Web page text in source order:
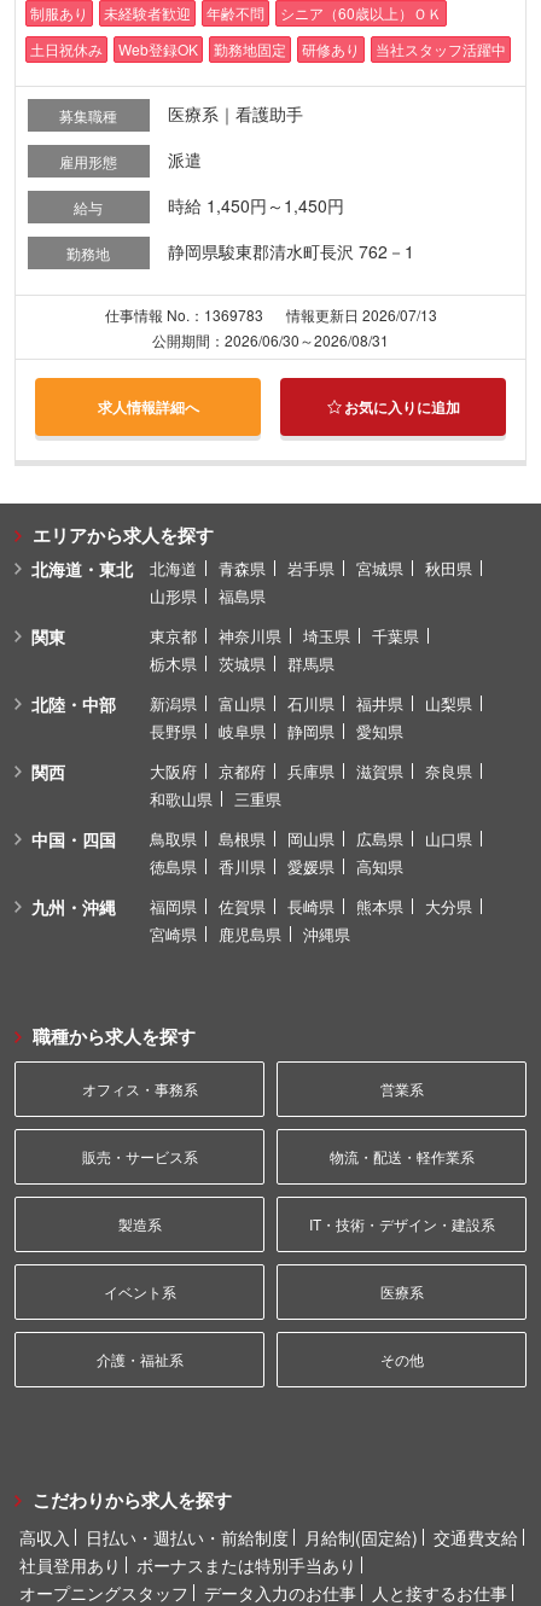
制服あり
未経験者歓迎 年齢不問
シニア（60歳以上）ＯＫ
土日祝休み
Web登録OK 勤務地固定 研修あり 当社スタッフ活躍中
募集職種 医療系｜看護助手
雇用形態 派遣
給与 時給 1,450円～1,450円
勤務地 静岡県駿東郡清水町長沢 762－1
仕事情報 No.：1369783
情報更新日 2026/07/13
公開期間：2026/06/30～2026/08/31
求人情報詳細へ お気に入りに追加
エリアから求人を探す
北海道・東北 北海道 青森県 岩手県 宮城県
秋田県
山形県
福島県
関東 東京都 神奈川県 埼玉県
千葉県
栃木県
茨城県 群馬県
北陸・中部 新潟県 富山県 石川県 福井県
山梨県
長野県
岐阜県 静岡県 愛知県
関西 大阪府 京都府 兵庫県 滋賀県
奈良県
和歌山県
三重県
中国・四国 鳥取県 島根県 岡山県 広島県
山口県
徳島県
香川県 愛媛県 高知県
九州・沖縄 福岡県 佐賀県 長崎県 熊本県
大分県
宮崎県
鹿児島県 沖縄県
職種から求人を探す
オフィス・事務系 営業系
販売・サービス系 物流・配送・軽作業系
製造系 IT・技術・デザイン・建設系
イベント系 医療系
介護・福祉系 その他
こだわりから求人を探す
高収入 日払い・週払い・前給制度 月給制(固定給)
交通費支給
社員登用あり
ボーナスまたは特別手当あり
オープニングスタッフ
データ入力のお仕事 人と接するお仕事